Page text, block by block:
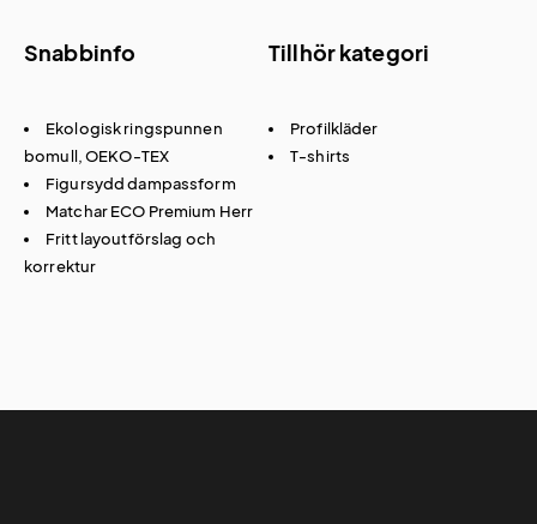
Snabbinfo
Ekologisk ringspunnen
bomull, OEKO-TEX
Figursydd dampassform
Matchar ECO Premium Herr
Fritt layoutförslag och
korrektur
Tillhör kategori
Profilkläder
T-shirts